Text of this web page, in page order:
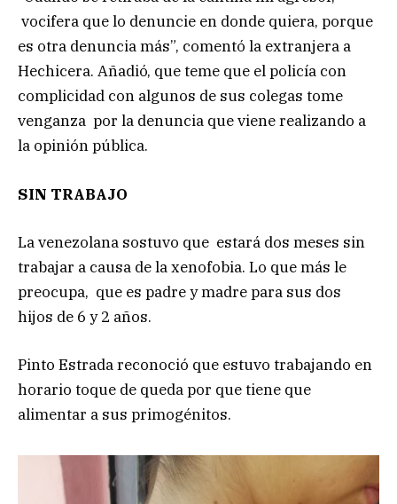
vocifera que lo denuncie en donde quiera, porque
es otra denuncia más”, comentó la extranjera a
Hechicera. Añadió, que teme que el policía con
complicidad con algunos de sus colegas tome
venganza por la denuncia que viene realizando a
la opinión pública.
SIN TRABAJO
La venezolana sostuvo que estará dos meses sin
trabajar a causa de la xenofobia. Lo que más le
preocupa, que es padre y madre para sus dos
hijos de 6 y 2 años.
Pinto Estrada reconoció que estuvo trabajando en
horario toque de queda por que tiene que
alimentar a sus primogénitos.